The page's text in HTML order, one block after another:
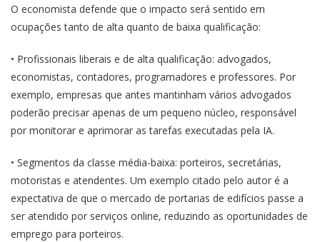
O economista defende que o impacto será sentido em
ocupações tanto de alta quanto de baixa qualificação:
• Profissionais liberais e de alta qualificação: advogados,
economistas, contadores, programadores e professores. Por
exemplo, empresas que antes mantinham vários advogados
poderão precisar apenas de um pequeno núcleo, responsável
por monitorar e aprimorar as tarefas executadas pela IA.
• Segmentos da classe média-baixa: porteiros, secretárias,
motoristas e atendentes. Um exemplo citado pelo autor é a
expectativa de que o mercado de portarias de edifícios passe a
ser atendido por serviços online, reduzindo as oportunidades de
emprego para porteiros.